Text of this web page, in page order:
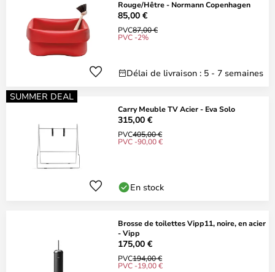
Rouge/Hêtre - Normann Copenhagen
85,00 €
PVC87,00 €
PVC -2%
Délai de livraison : 5 - 7 semaines
SUMMER DEAL
Carry Meuble TV Acier - Eva Solo
315,00 €
PVC405,00 €
PVC -90,00 €
En stock
Brosse de toilettes Vipp11, noire, en acier
- Vipp
175,00 €
PVC194,00 €
PVC -19,00 €